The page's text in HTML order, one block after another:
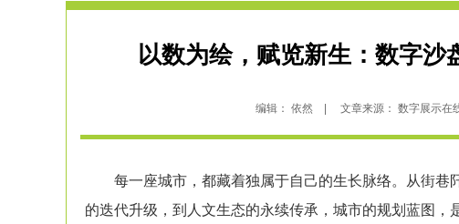
以数为绘，赋览新生：数字
编辑： 依然 | 文章来源： 数字展示
每一座城市，都藏着独属于自己的生长脉络。从街巷
的迭代升级，到人文生态的永续传承，城市的规划蓝图，